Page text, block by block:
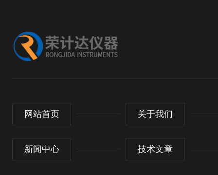
网站首页 关于我们
新闻中心 技术文章